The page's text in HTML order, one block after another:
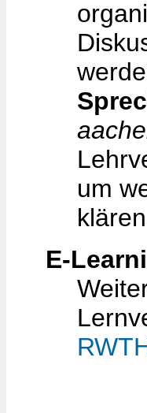
um
E-